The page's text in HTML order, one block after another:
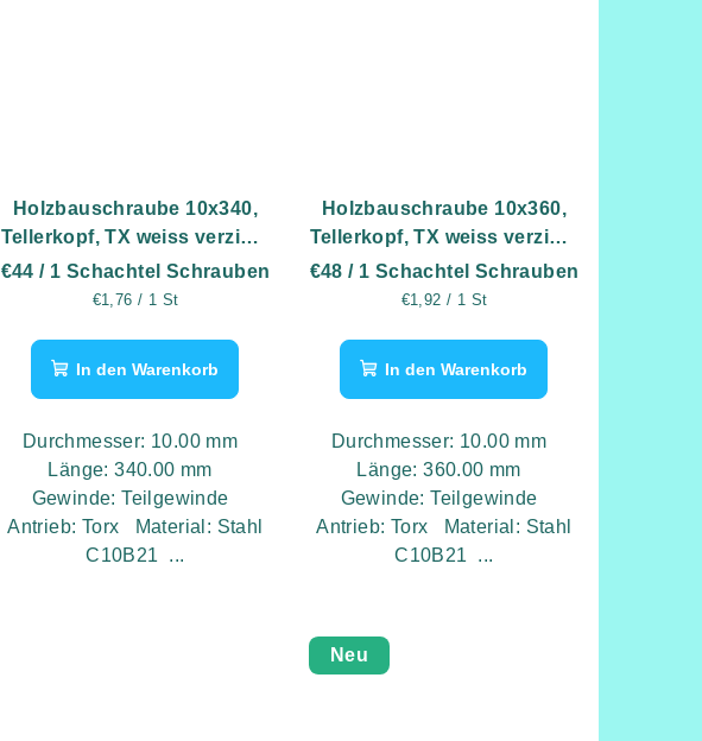
Holzbauschraube 10x340,
Tellerkopf, TX weiss verzinkt
- 25 Stk
€44/ 1 Schachtel Schrauben
Verkaufspreis:
€1,76 / 1 St
In den Warenkorb
Durchmesser: 10.00 mm
Länge: 340.00 mm
Gewinde: Teilgewinde
Antrieb: Torx Material: Stahl
C10B21 ...
Holzbauschraube 10x360,
Tellerkopf, TX weiss verzinkt
- 25 Stk
€48/ 1 Schachtel Schrauben
Verkaufspreis:
€1,92 / 1 St
In den Warenkorb
Durchmesser: 10.00 mm
Länge: 360.00 mm
Gewinde: Teilgewinde
Antrieb: Torx Material: Stahl
C10B21 ...
Neu